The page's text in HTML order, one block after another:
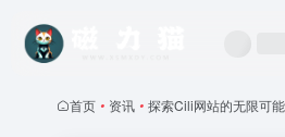
首页 • 资讯 • 探索Cili网站的无限可